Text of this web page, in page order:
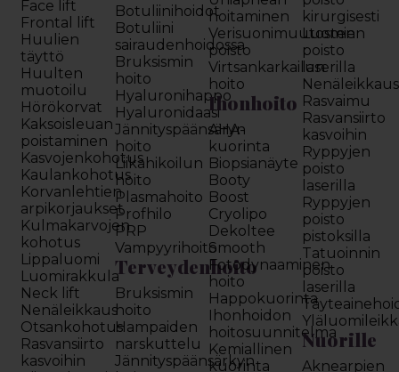
Face lift
Frontal lift
Huulien
täyttö
Huulten
muotoilu
Hörökorvat
Kaksoisleuan
poistaminen
Kasvojenkohotus
Kaulankohotus
Korvanlehtien
arpikorjaukset
Kulmakarvojen
kohotus
Lippaluomi
Luomirakkula
Neck lift
Nenäleikkaus
Otsankohotus
Rasvansiirto
kasvoihin
Botuliinihoidot
Botuliini
sairaudenhoidossa
Bruksismin
hoito
Hyaluronihappo
Hyaluronidaasi
Jännityspäänsäryn
hoito
Liikahikoilun
hoito
Plasmahoito
Profhilo
PRP
Vampyyrihoito
Terveydenhoito
Bruksismin
hoito
Hampaiden
narskuttelu
Jännityspäänsärkyn
hoitaminen
Verisuonimuutosten
poisto
Virtsankarkailun
hoito
Ihonhoito
AHA-
kuorinta
Biopsianäyte
Booty
Boost
Cryolipo
Dekoltee
Smooth
Fotodynaaminen
hoito
Happokuorinta
Ihonhoidon
hoitosuunnitelma
Kemiallinen
kuorinta
kirurgisesti
Luomien
poisto
laserilla
Nenäleikkaus
Rasvaimu
Rasvansiirto
kasvoihin
Ryppyjen
poisto
laserilla
Ryppyjen
poisto
pistoksilla
Tatuoinnin
poisto
laserilla
Nuorille
Aknearpien